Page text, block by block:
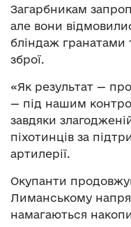
Загарбникам
але вони
бліндаж гранатами
зброї.
«Як результат —
— під нашим
завдяки
піхотинців за
артилерії.
Окупанти
Лиманському
намагаються